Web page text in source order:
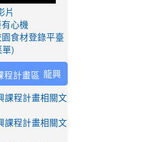
片
心機
食材登錄平臺
單)
龍興
課程計畫相關文
課程計畫相關文